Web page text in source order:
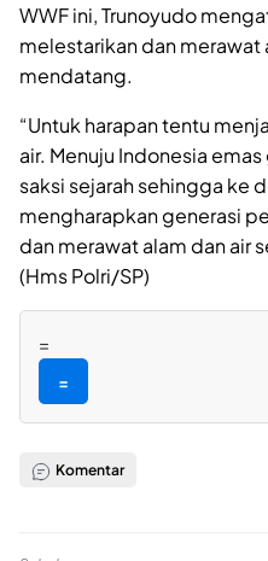
WWF ini, Trunoyudo
melestarikan dan merawat
mendatang.
“Untuk harapan tentu
air. Menuju Indonesia
saksi sejarah sehingga ke
mengharapkan generasi
dan merawat alam dan air
(Hms Polri/SP)
=
=
Komentar